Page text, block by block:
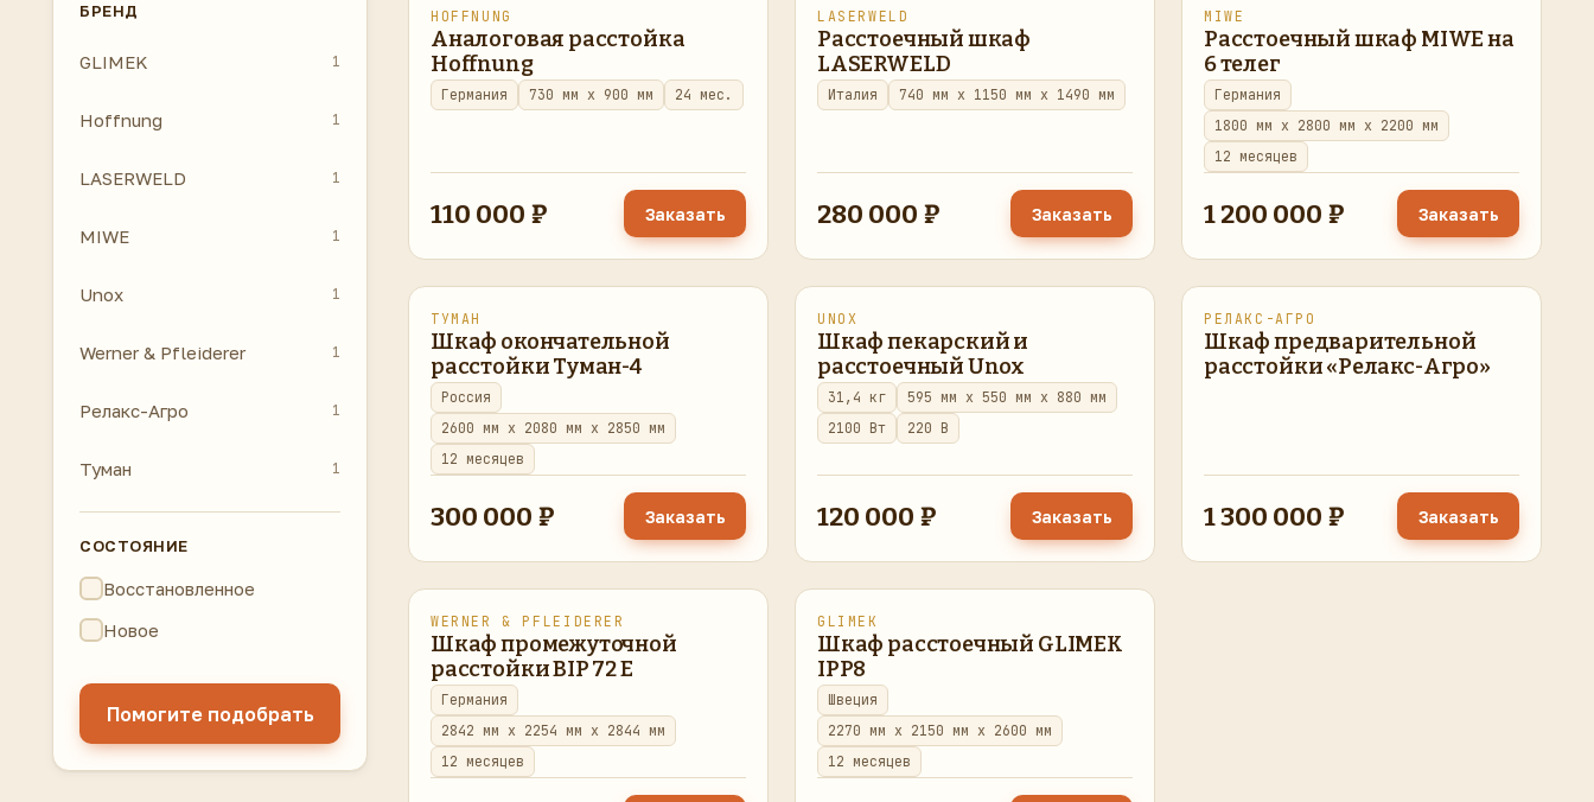
БРЕНД
GLIMEK 1
Hoffnung 1
LASERWELD 1
MIWE 1
Unox 1
Werner & Pfleiderer 1
Релакс-Агро 1
Туман 1
СОСТОЯНИЕ
Восстановленное
Новое
Помогите подобрать
в наличии
HOFFNUNG
Аналоговая расстойка
Hoffnung
Германия 730 мм x 900 мм 24 мес.
110 000 ₽ Заказать
в наличии
LASERWELD
Расстоечный шкаф
LASERWELD
Италия 740 мм x 1150 мм x 1490 мм
280 000 ₽ Заказать
восстановлено
MIWE
Расстоечный шкаф MIWE на
6 телег
Германия
1800 мм x 2800 мм x 2200 мм
12 месяцев
1 200 000 ₽ Заказать
восстановлено
ТУМАН
Шкаф окончательной
расстойки Туман-4
Россия
2600 мм x 2080 мм x 2850 мм
12 месяцев
300 000 ₽ Заказать
восстановлено
UNOX
Шкаф пекарский и
расстоечный Unox
31,4 кг
595 мм x 550 мм x 880 мм
2100 Вт
220 В
120 000 ₽ Заказать
восстановлено
РЕЛАКС-АГРО
Шкаф предварительной
расстойки «Релакс-Агро»
1 300 000 ₽ Заказать
восстановлено в наличии
WERNER & PFLEIDERER
Шкаф промежуточной
расстойки BIP 72 E
Германия
2842 мм x 2254 мм x 2844 мм
12 месяцев
восстановлено
GLIMEK
Шкаф расстоечный GLIMEK
IPP8
Швеция
2270 мм x 2150 мм x 2600 мм
12 месяцев